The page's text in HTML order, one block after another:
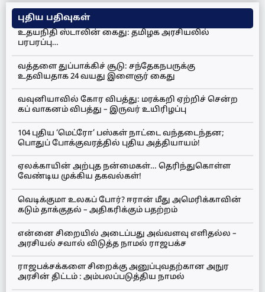
புதிய பதிவுகள்
உதயநிதி ஸ்டாலின் கைது: தமிழக அரசியலில்
பரபரப்பு…
வத்தளை துப்பாக்கிச் சூடு: சந்தேகநபருக்கு
உதவியதாக 24 வயது இளைஞர் கைது
வவுனியாவில் கோர விபத்து: மரக்கறி ஏற்றிச் சென்ற
கப் வாகனம் விபத்து – இருவர் உயிரிழப்பு
104 புதிய ‘மெட்ரோ’ பஸ்கள் நாட்டை வந்தடைந்தன;
பொதுப் போக்குவரத்தில் புதிய அத்தியாயம்!
ஏலக்காயின் அற்புத நன்மைகள்… தெரிந்துகொள்ள
வேண்டிய முக்கிய தகவல்கள்!
வெடிக்குமா உலகப் போர்? ஈரான் மீது அமெரிக்காவின்
கடும் தாக்குதல் – அதிகரிக்கும் பதற்றம்
என்னை சிறையில் அடைப்பது அவ்வளவு எளிதல்ல –
அரசியல் சவால் விடுத்த நாமல் ராஜபக்ச
ராஜபக்சக்களை சிறைக்கு அனுப்புவதற்கான அநுர
அரசின் திட்டம் : அம்பலப்படுத்திய நாமல்